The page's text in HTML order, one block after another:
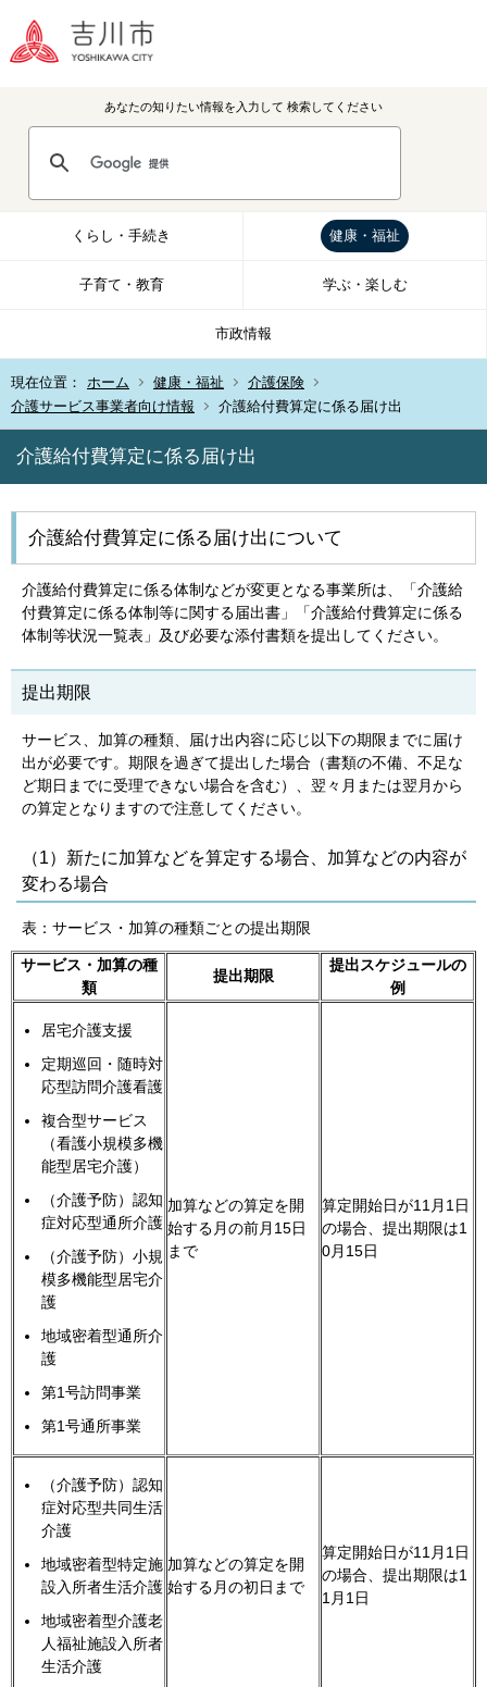
あなたの知りたい情報を入力して 検索してください
くらし・手続き 健康・福祉
子育て・教育 学ぶ・楽しむ
市政情報
現在位置： ホーム 健康・福祉
介護保険
介護サービス事業者向け情報
介護給付費算定に係る届け出
介護給付費算定に係る届け出
介護給付費算定に係る届け出について
介護給付費算定に係る体制などが変更となる事業所は、「介護給
付費算定に係る体制等に関する届出書」「介護給付費算定に係る
体制等状況一覧表」及び必要な添付書類を提出してください。
提出期限
サービス、加算の種類、届け出内容に応じ以下の期限までに届け
出が必要です。期限を過ぎて提出した場合（書類の不備、不足な
ど期日までに受理できない場合を含む）、翌々月または翌月から
の算定となりますので注意してください。
（1）新たに加算などを算定する場合、加算などの内容が
変わる場合
表：サービス・加算の種類ごとの提出期限
サービス・加算の種
類
提出期限
提出スケジュールの
例
居宅介護支援
定期巡回・随時対
応型訪問介護看護
複合型サービス
（看護小規模多機
能型居宅介護）
（介護予防）認知
症対応型通所介護
（介護予防）小規
模多機能型居宅介
護
地域密着型通所介
護
第1号訪問事業
第1号通所事業
加算などの算定を開
始する月の前月15日
まで
算定開始日が11月1日
の場合、提出期限は1
0月15日
（介護予防）認知
症対応型共同生活
介護
地域密着型特定施
設入所者生活介護
地域密着型介護老
人福祉施設入所者
生活介護
加算などの算定を開
始する月の初日まで
算定開始日が11月1日
の場合、提出期限は1
1月1日